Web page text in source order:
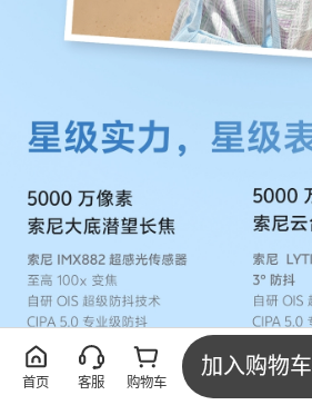
首页 客服 购物车
加入购物车